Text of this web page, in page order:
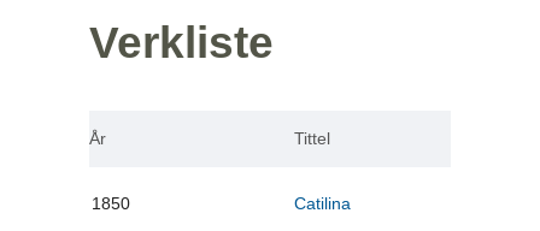
Verkliste
År Tittel
1850 Catilina